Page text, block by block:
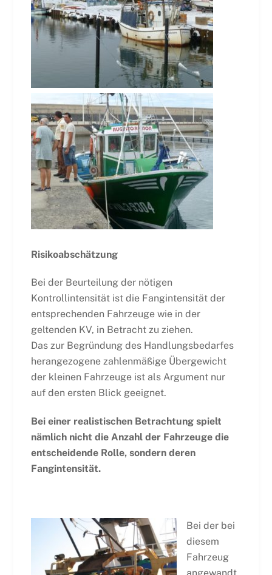
Risikoabschätzung
Bei der Beurteilung der nötigen
Kontrollintensität ist die Fangintensität der
entsprechenden Fahrzeuge wie in der
geltenden KV, in Betracht zu ziehen.
Das zur Begründung des Handlungsbedarfes
herangezogene zahlenmäßige Übergewicht
der kleinen Fahrzeuge ist als Argument nur
auf den ersten Blick geeignet.
Bei einer realistischen Betrachtung spielt
nämlich nicht die Anzahl der Fahrzeuge die
entscheidende Rolle, sondern deren
Fangintensität.
Bei der bei
diesem
Fahrzeug